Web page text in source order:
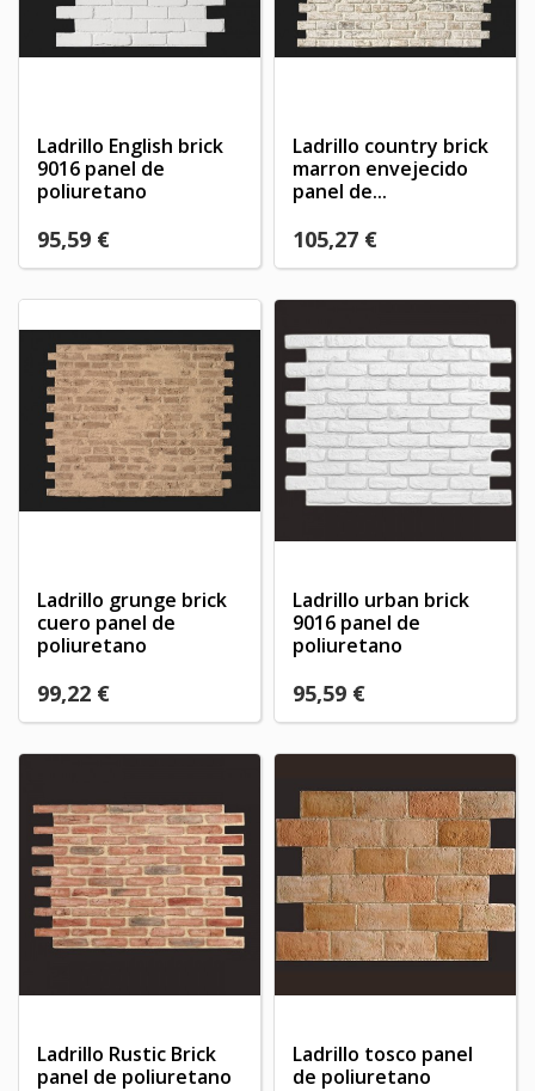
Ladrillo English brick
9016 panel de
poliuretano
95,59 €
Ladrillo country brick
marron envejecido
panel de...
105,27 €
Ladrillo grunge brick
cuero panel de
poliuretano
99,22 €
Ladrillo urban brick
9016 panel de
poliuretano
95,59 €
Ladrillo Rustic Brick
panel de poliuretano
Ladrillo tosco panel
de poliuretano
My wishlists ×
((confirmMessage))
((cancelText)) ((modalDeleteText))
Crear lista de deseos
Nombre de la lista de deseos
Cancelar Crear lista de deseos
Iniciar sesión
Debe iniciar sesión para guardar productos en su lista
Cancelar Iniciar sesión